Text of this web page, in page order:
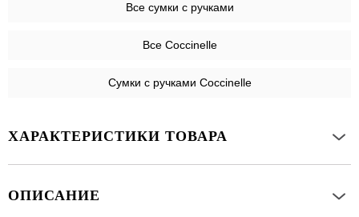
Все сумки с ручками
Все Coccinelle
Сумки с ручками Coccinelle
ХАРАКТЕРИСТИКИ ТОВАРА
ОПИСАНИЕ